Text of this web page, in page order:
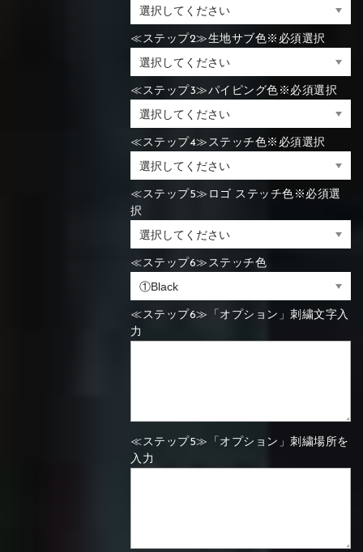
≪ステップ2≫生地サブ色※必須選択
≪ステップ3≫パイピング色※必須選択
≪ステップ4≫ステッチ色※必須選択
≪ステップ5≫ロゴ ステッチ色※必須選
択
≪ステップ6≫ステッチ色
≪ステップ6≫「オプション」刺繍文字入
力
≪ステップ5≫「オプション」刺繍場所を
入力